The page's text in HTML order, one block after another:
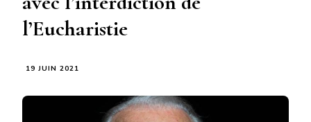
l’Eucharistie
19 JUIN 2021